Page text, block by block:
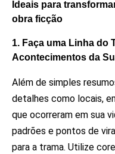
Ideais para
obra ficção
1. Faça uma Linha do
Acontecimentos da
Além de simples
detalhes como locais,
que ocorreram em sua
padrões e pontos de
para a trama. Utilize